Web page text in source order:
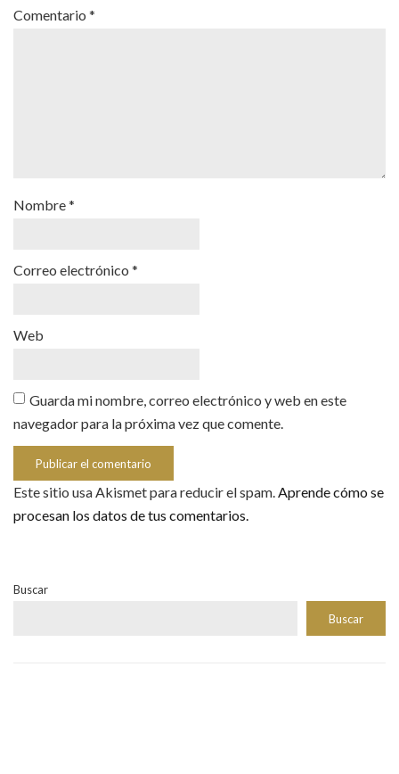
Comentario *
Nombre*
Correo electrónico *
Web
Guarda mi nombre, correo electrónico y web en este
navegador para la próxima vez que comente.
Este sitio usa Akismet para reducir el spam.Aprende cómo se
procesan los datos de tus comentarios.
Buscar
Buscar